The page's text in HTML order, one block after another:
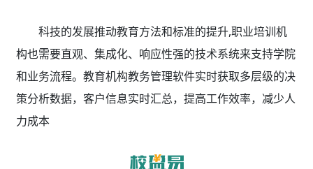
科技的发展推动教育方法和标准的提升,职业培训机
构也需要直观、集成化、响应性强的技术系统来支持学院
和业务流程。教育机构教务管理软件实时获取多层级的决
策分析数据，客户信息实时汇总，提高工作效率，减少人
力成本